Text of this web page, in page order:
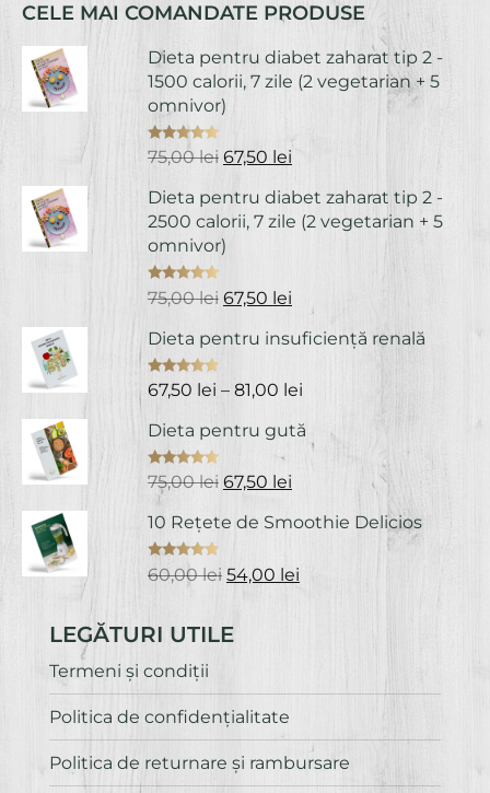
CELE MAI COMANDATE PRODUSE
Dieta pentru diabet zaharat tip 2 -
1500 calorii, 7 zile (2 vegetarian + 5
omnivor)
Evaluat la
5.00
75,00lei Prețul
a
fost:
75,00 lei.
67,50 lei
este:
67,50 lei.
Dieta pentru diabet zaharat tip 2 -
2500 calorii, 7 zile (2 vegetarian + 5
omnivor)
Evaluat la
5.00
75,00lei Prețul
a
75,00 lei.
67,50 lei
curent
este:
Dieta pentru insuficiență renală
Evaluat la
5.00
67,50 lei – 81,00 lei
prețuri:
81,00 lei
Dieta pentru gută
Evaluat la
5.00
75,00lei Prețul
a
75,00 lei.
67,50 lei
este:
10 Rețete de Smoothie Delicios
Evaluat la
5.00 din 5
60,00lei Prețul
fost:
54,00 lei
LEGĂTURI UTILE
Termeni și condiții
Politica de confidenţialitate
Politica de returnare și rambursare